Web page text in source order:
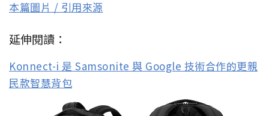
本篇圖片 / 引用來源
延伸閱讀：
Konnect-i 是 Samsonite 與 Google 技術合作的更親
民款智慧背包